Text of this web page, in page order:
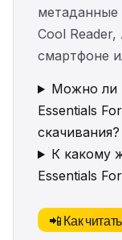
метаданные
Cool Reader,
смартфоне
Можно ли
Essentials
скачивания?
К какому
Essentials
📲 Как